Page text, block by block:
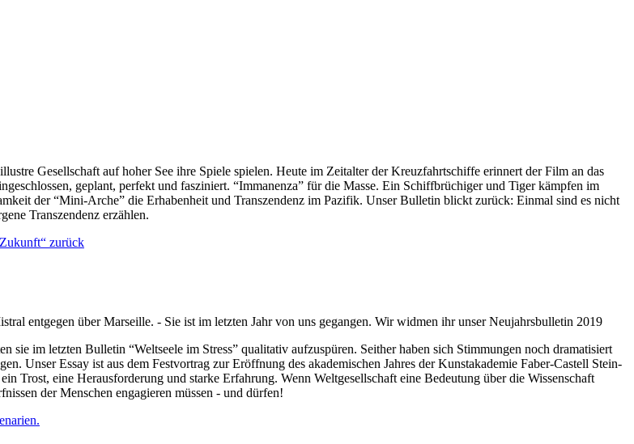
Gesellschaft auf hoher See ihre Spiele spielen. Heute im Zeitalter der Kreuzfahrtschiffe erinnert der Film an das
geplant, perfekt und fasziniert. “Immanenza” für die Masse. Ein Schiffbrüchiger und Tiger kämpfen im
der “Mini-Arche” die Erhabenheit und Transzendenz im Pazifik. Unser Bulletin blickt zurück: Einmal sind es nicht
Transzendenz erzählen.
zurück
entgegen über Marseille. - Sie ist im letzten Jahr von uns gegangen. Wir widmen ihr unser Neujahrsbulletin 2019
sie im letzten Bulletin “Weltseele im Stress” qualitativ aufzuspüren. Seither haben sich Stimmungen noch dramatisiert
Unser Essay ist aus dem Festvortrag zur Eröffnung des akademischen Jahres der Kunstakademie Faber-Castell Stein-
Trost, eine Herausforderung und starke Erfahrung. Wenn Weltgesellschaft eine Bedeutung über die Wissenschaft
der Menschen engagieren müssen - und dürfen!